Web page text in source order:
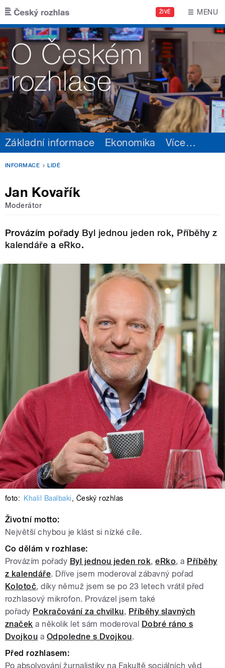
Přejít k hlavnímu obsahu
ŽIVĚ MENU
Základní informace Ekonomika Více…
INFORMACE LIDÉ
Jan Kovařík
Moderátor
Provázím pořady Byl jednou jeden rok, Příběhy z
kalendáře a eRko.
foto: Khalil Baalbaki, Český rozhlas
Životní motto:
Největší chybou je klást si nízké cíle.
Co dělám v rozhlase:
Provázím pořady Byl jednou jeden rok, eRko, a Příběhy
z kalendáře. Dříve jsem moderoval zábavný pořad
Kolotoč, díky němuž jsem se po 23 letech vrátil před
rozhlasový mikrofon. Provázel jsem také
pořady Pokračování za chvilku, Příběhy slavných
značek a několik let sám moderoval
Dobré ráno s
Dvojkou a Odpoledne s Dvojkou.
Před rozhlasem:
Po absolvování žurnalistiky na Fakultě sociálních věd